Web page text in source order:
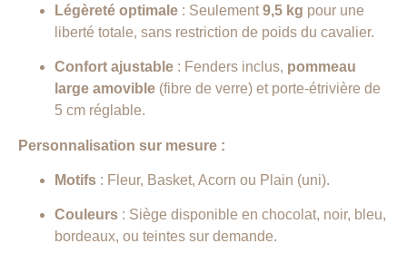
Légèreté optimale : Seulement9,5 kg pour une
liberté totale, sans restriction de poids du cavalier.
Confort ajustable : Fenders inclus, pommeau
large amovible (fibre de verre) et porte-étrivière de
5 cm réglable.
Personnalisation sur mesure :
Motifs : Fleur, Basket, Acorn ou Plain (uni).
Couleurs : Siège disponible en chocolat, noir, bleu,
bordeaux, ou teintes sur demande.